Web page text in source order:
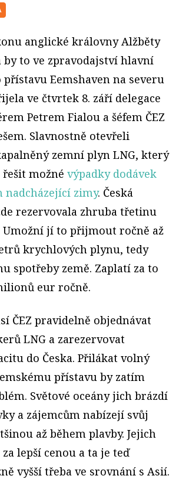
anglické královny Alžběty
by to ve zpravodajství hlavní
přístavu Eemshaven na severu
ve čtvrtek 8. září delegace
Petrem Fialou a šéfem ČEZ
Slavnostně otevřeli
zemní plyn LNG, který
řešit možné výpadky dodávek
nadcházející zimy. Česká
rezervovala zhruba třetinu
Umožní jí to přijmout ročně až
krychlových plynu, tedy
spotřeby země. Zaplatí za to
eur ročně.
ČEZ pravidelně objednávat
LNG a zarezervovat
do Česka. Přilákat volný
přístavu by zatím
Světové oceány jich brázdí
a zájemcům nabízejí svůj
až během plavby. Jejich
lepší cenou a ta je teď
vyšší třeba ve srovnání s Asií.